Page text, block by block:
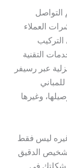
التواصل
العملاء
التقنية
عبر رسيفر
وغيرها
ليس فقط
الدقيق